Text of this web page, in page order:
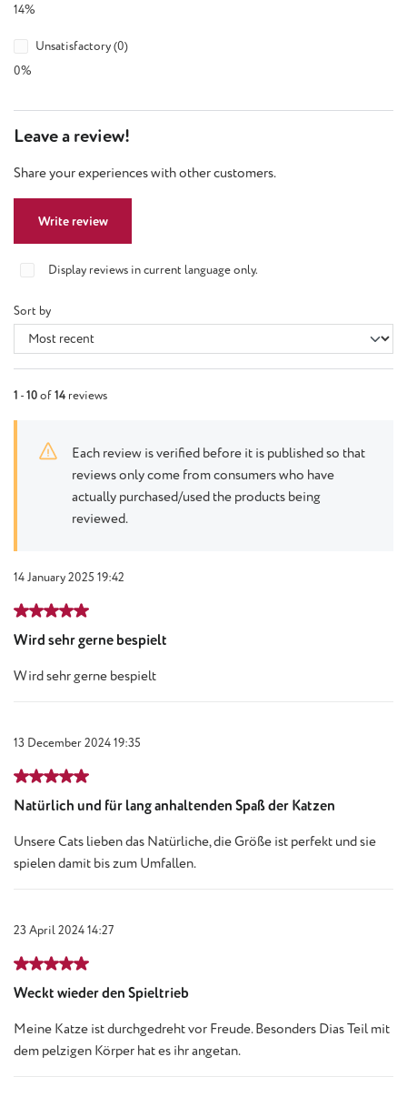
14%
Unsatisfactory (0)
0%
Leave a review!
Share your experiences with other customers.
Write review
Display reviews in current language only.
Sort by
1 -10of14 reviews
Each review is verified before it is published so that
reviews only come from consumers who have
actually purchased/used the products being
reviewed.
14 January 2025 19:42
Review with rating of 5 out of 5 stars
Wird sehr gerne bespielt
Wird sehr gerne bespielt
13 December 2024 19:35
Review with rating of 5 out of 5 stars
Natürlich und für lang anhaltenden Spaß der Katzen
Unsere Cats lieben das Natürliche, die Größe ist perfekt und sie
spielen damit bis zum Umfallen.
23 April 2024 14:27
Review with rating of 5 out of 5 stars
Weckt wieder den Spieltrieb
Meine Katze ist durchgedreht vor Freude. Besonders Dias Teil mit
dem pelzigen Körper hat es ihr angetan.